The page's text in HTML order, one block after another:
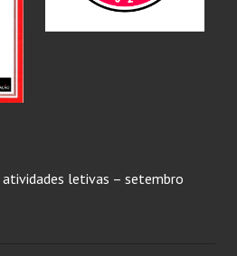
atividades letivas – setembro